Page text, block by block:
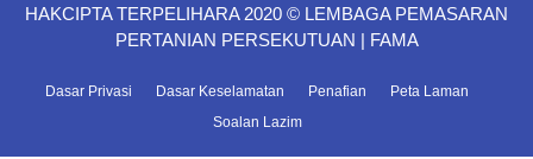
HAKCIPTA TERPELIHARA 2020 © LEMBAGA PEMASARAN
PERTANIAN PERSEKUTUAN | FAMA
Dasar Privasi Dasar Keselamatan Penafian
Peta Laman
Soalan Lazim